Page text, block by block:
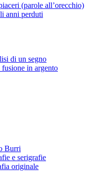
(parole all’orecchio)
anni perduti
di un segno
in argento
Burri
e serigrafie
originale